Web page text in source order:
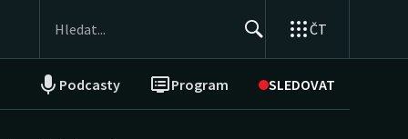
ČT
Podcasty Program SLEDOVAT
NEPŘEHLÉDNĚTE